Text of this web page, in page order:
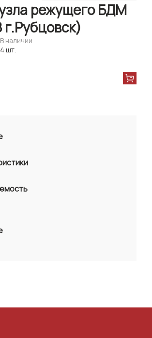
режущего БДМ
В наличии
4 шт.